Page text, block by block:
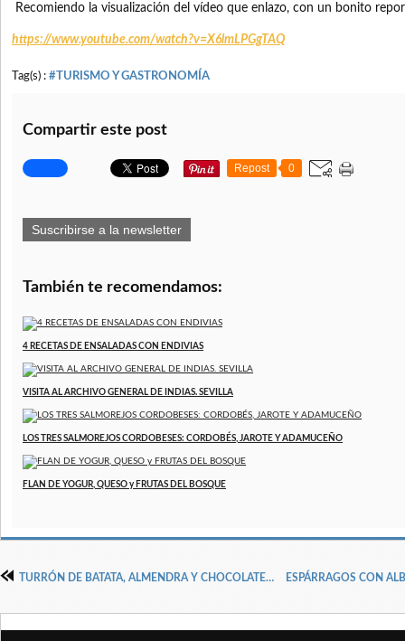
Recomiendo la visualización del vídeo que enlazo, con un bonito
https://www.youtube.com/watch?v=X6lmLPGgTAQ
Tag(s) : #TURISMO Y GASTRONOMÍA
Compartir este post
Repost 0
Suscribirse a la newsletter
También te recomendamos:
4 RECETAS DE ENSALADAS CON ENDIVIAS
VISITA AL ARCHIVO GENERAL DE INDIAS. SEVILLA
LOS TRES SALMOREJOS CORDOBESES: CORDOBÉS, JAROTE Y ADAMUCEÑO
FLAN DE YOGUR, QUESO y FRUTAS DEL BOSQUE
TURRÓN DE BATATA, ALMENDRA Y CHOCOLATE, SIN AZÚCAR, SIN HORNO